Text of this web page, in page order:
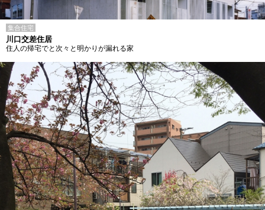
集合住宅
川口交差住居
住人の帰宅でと次々と明かりが漏れる家